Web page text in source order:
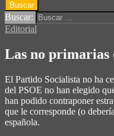
Buscar
Buscar:
Editorial
Las no primarias
El Partido Socialista no ha
del PSOE no han elegido
han podido contraponer
que le corresponde (o
española.